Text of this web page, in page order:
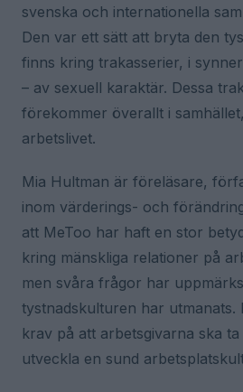
svenska och internationella
Den var ett sätt att bryta den
finns kring trakasserier, i
– av sexuell karaktär. Dessa
förekommer överallt i
arbetslivet.
Mia Hultman är föreläsare,
inom värderings- och
att MeToo har haft en stor
kring mänskliga relationer på
men svåra frågor har
tystnadskulturen har utmanats.
krav på att arbetsgivarna ska
utveckla en sund